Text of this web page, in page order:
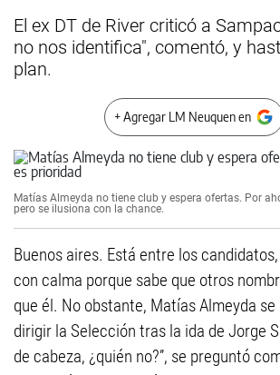
El ex DT de River criticó a
no nos identifica", comentó, y
plan.
+ Agregar LM Neuquen en
Matías Almeyda no tiene club y espera ofertas. Por
pero se ilusiona con la chance.
Buenos aires. Está entre los
con calma porque sabe que otros
que él. No obstante, Matías Almeyda
dirigir la Selección tras la ida de Jorge
de cabeza, ¿quién no?”, se preguntó